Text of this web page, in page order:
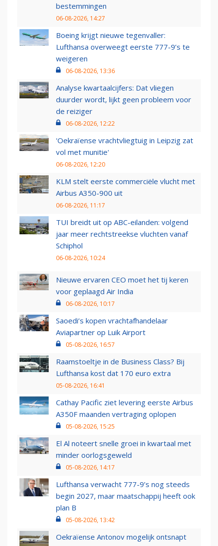
bestemmingen
06-08-2026, 14:27
Boeing krijgt nieuwe tegenvaller:
Lufthansa overweegt eerste 777-9’s te
weigeren
06-08-2026, 13:36
Analyse kwartaalcijfers: Dat vliegen
duurder wordt, lijkt geen probleem voor
de reiziger
06-08-2026, 12:22
'Oekraïense vrachtvliegtuig in Leipzig zat
vol met munitie'
06-08-2026, 12:20
KLM stelt eerste commerciële vlucht met
Airbus A350-900 uit
06-08-2026, 11:17
TUI breidt uit op ABC-eilanden: volgend
jaar meer rechtstreekse vluchten vanaf
Schiphol
06-08-2026, 10:24
Nieuwe ervaren CEO moet het tij keren
voor geplaagd Air India
06-08-2026, 10:17
Saoedi’s kopen vrachtafhandelaar
Aviapartner op Luik Airport
05-08-2026, 16:57
Raamstoeltje in de Business Class? Bij
Lufthansa kost dat 170 euro extra
05-08-2026, 16:41
Cathay Pacific ziet levering eerste Airbus
A350F maanden vertraging oplopen
05-08-2026, 15:25
El Al noteert snelle groei in kwartaal met
minder oorlogsgeweld
05-08-2026, 14:17
Lufthansa verwacht 777-9’s nog steeds
begin 2027, maar maatschappij heeft ook
plan B
05-08-2026, 13:42
Oekraïense Antonov mogelijk ontsnapt